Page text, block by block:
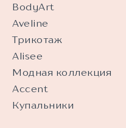
BodyArt
Aveline
Трикотаж
Alisee
Модная коллекция
Accent
Купальники